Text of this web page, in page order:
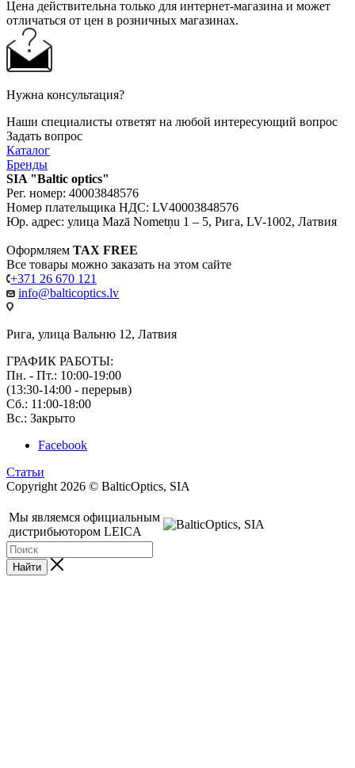
Цена действительна только для интернет-магазина и может
отличаться от цен в розничных магазинах.
Нужна консультация?
Наши специалисты ответят на любой интересующий вопрос
Задать вопрос
Каталог
Бренды
SIA "Baltic optics"
Рег. номер: 40003848576
Номер плательщика НДС: LV40003848576
Юр. адрес: улица Mazā Nometņu 1 – 5, Рига, LV-1002, Латвия
Оформляем TAX FREE
Все товары можно заказать на этом сайте
+371 26 670 121
info@balticoptics.lv
Рига, улица Вальню 12, Латвия
ГРАФИК РАБОТЫ:
Пн. - Пт.: 10:00-19:00
(13:30-14:00 - перерыв)
Сб.: 11:00-18:00
Вс.: Закрыто
Facebook
Статьи
Copyright 2026 © BalticOptics, SIA
Мы являемся официальным
дистрибьютором LEICA
Найти